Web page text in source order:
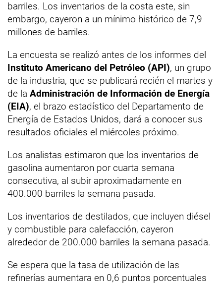
barriles. Los inventarios de la costa este, sin
embargo, cayeron a un mínimo histórico de 7,9
millones de barriles.
La encuesta se realizó antes de los informes del
Instituto Americano del Petróleo (API), un grupo
de la industria, que se publicará recién el martes y
de la Administración de Información de Energía
(EIA), el brazo estadístico del Departamento de
Energía de Estados Unidos, dará a conocer sus
resultados oficiales el miércoles próximo.
Los analistas estimaron que los inventarios de
gasolina aumentaron por cuarta semana
consecutiva, al subir aproximadamente en
400.000 barriles la semana pasada.
Los inventarios de destilados, que incluyen diésel
y combustible para calefacción, cayeron
alrededor de 200.000 barriles la semana pasada.
Se espera que la tasa de utilización de las
refinerías aumentara en 0,6 puntos porcentuales